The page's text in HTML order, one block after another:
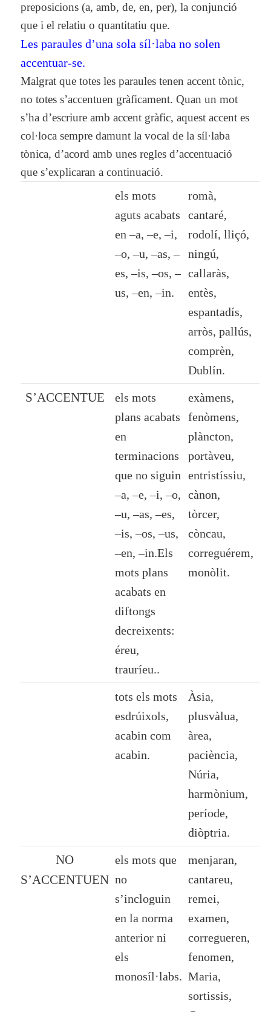
preposicions (a, amb, de, en, per), la conjunció
que i el relatiu o quantitatiu que.
Les paraules d’una sola síl·laba no solen
accentuar-se.
Malgrat que totes les paraules tenen accent tònic,
no totes s’accentuen gràficament. Quan un mot
s’ha d’escriure amb accent gràfic, aquest accent es
col·loca sempre damunt la vocal de la síl·laba
tònica, d’acord amb unes regles d’accentuació
que s’explicaran a continuació.
els mots
aguts acabats
en –a, –e, –i,
–o, –u, –as, –
es, –is, –os, –
us, –en, –in.
romà,
cantaré,
rodolí, lliçó,
ningú,
callaràs,
entès,
espantadís,
arròs, pallús,
comprèn,
Dublín.
S’ACCENTUE
els mots
plans acabats
en
terminacions
que no siguin
–a, –e, –i, –o,
–u, –as, –es,
–is, –os, –us,
–en, –in.Els
mots plans
acabats en
diftongs
decreixents:
éreu,
trauríeu..
exàmens,
fenòmens,
plàncton,
portàveu,
entristíssiu,
cànon,
tòrcer,
còncau,
correguérem,
monòlit.
tots els mots
esdrúixols,
acabin com
acabin.
Àsia,
plusvàlua,
àrea,
paciència,
Núria,
harmònium,
període,
diòptria.
NO
S’ACCENTUEN
els mots que
no
s’incloguin
en la norma
anterior ni
els
monosíl·labs.
menjaran,
cantareu,
remei,
examen,
corregueren,
fenomen,
Maria,
sortissis,